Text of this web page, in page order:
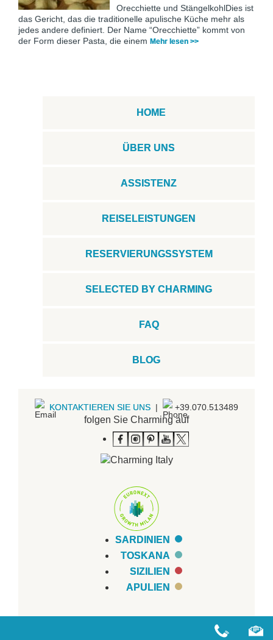
Orecchiette und StängelkohlDies ist
das Gericht, das die traditionelle apulische Küche mehr als
jedes andere definiert. Der Name “Orecchiette” kommt von
der Form dieser Pasta, die einem Mehr lesen >>
HOME
ÜBER UNS
ASSISTENZ
REISELEISTUNGEN
RESERVIERUNGSSYSTEM
SELECTED BY CHARMING
FAQ
BLOG
KONTAKTIEREN SIE UNS | +39.070.513489
folgen Sie Charming auf
SARDINIEN
TOSKANA
SIZILIEN
APULIEN